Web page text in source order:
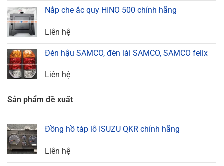
Nắp che ắc quy HINO 500 chính hãng
Liên hệ
Đèn hậu SAMCO, đèn lái SAMCO, SAMCO felix
Liên hệ
Sản phẩm đề xuất
Đồng hồ táp lô ISUZU QKR chính hãng
Liên hệ